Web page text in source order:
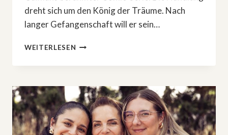
dreht sich um den König der Träume. Nach
langer Gefangenschaft will er sein…
WEITERLESEN DIE
DES
DUNKLE
TRÄUME
UND
NEUE
ABENTEUER